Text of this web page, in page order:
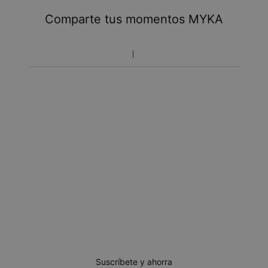
referentes a impuestos y manipulación aduanal.
Toma en cuenta que el tiempo de envío incluye tiempo
Comparte tus momentos MYKA
Suscríbete y ahorra